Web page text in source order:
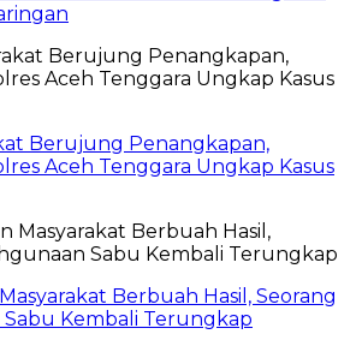
Berujung Penangkapan,
Aceh Tenggara Ungkap Kasus
Berbuah Hasil, Seorang
Kembali Terungkap